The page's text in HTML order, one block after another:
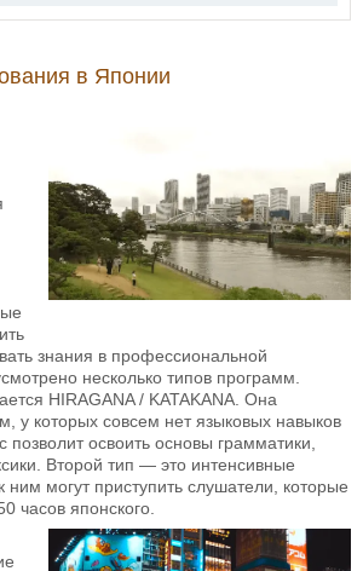
в Японии
знания в профессиональной
несколько типов программ.
HIRAGANA / KATAKANA. Она
у которых совсем нет языковых навыков
позволит освоить основы грамматики,
Второй тип — это интенсивные
могут приступить слушатели, которые
часов японского.